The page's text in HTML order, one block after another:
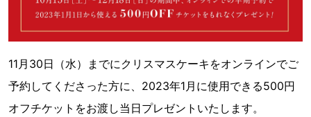
11月30日（水）までにクリスマスケーキをオンラインでご
予約してくださった方に、2023年1月に使用できる500円
オフチケットをお渡し当日プレゼントいたします。